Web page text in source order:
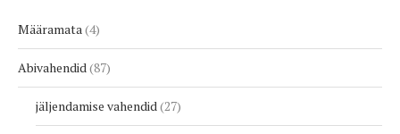
Määramata 4
Abivahendid 87
jäljendamise vahendid 27